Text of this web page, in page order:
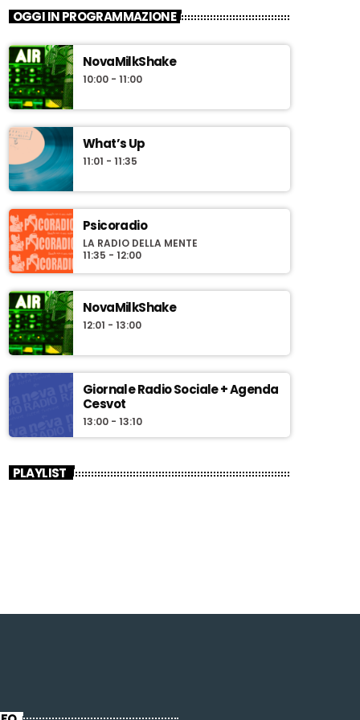
News Box
sull'attualità a cura della redazione
giornalistica di Novaradio
"News Box" uno sguardo quotidiano
sull'attualità con approfondimenti e interviste
a cura della redazione giornalistica di
OGGI IN PROGRAMMAZIONE
NovaMilkShake
10:00 - 11:00
What’s Up
11:01 - 11:35
Psicoradio
LA RADIO DELLA MENTE
11:35 - 12:00
NovaMilkShake
12:01 - 13:00
Giornale Radio Sociale + Agenda
Cesvot
13:00 - 13:10
PLAYLIST